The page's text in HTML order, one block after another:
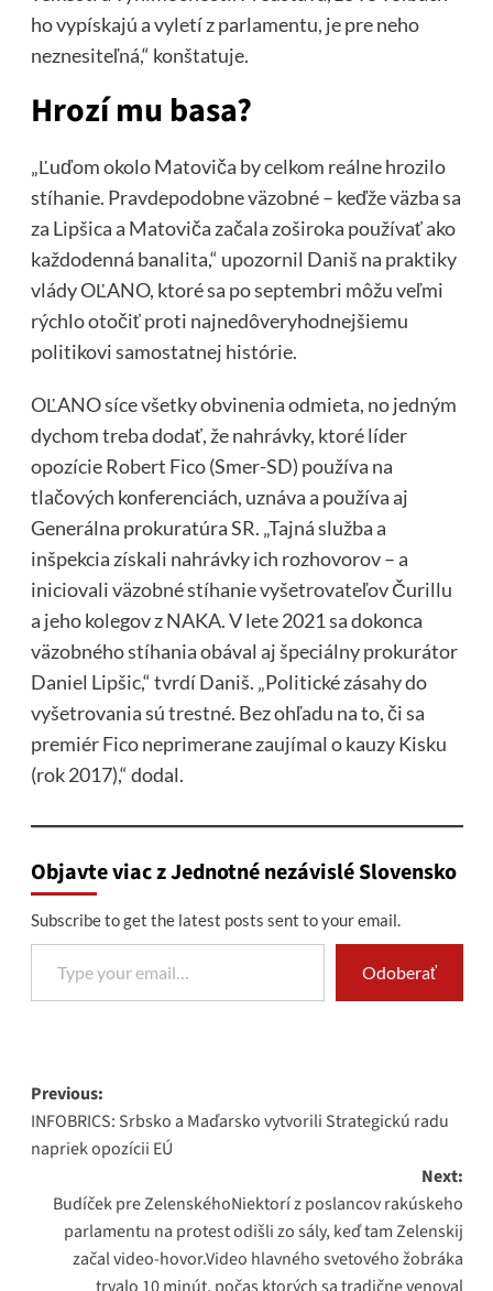
ho vypískajú a vyletí z parlamentu, je pre neho
neznesiteľná,“ konštatuje.
Hrozí mu basa?
„Ľuďom okolo Matoviča by celkom reálne hrozilo
stíhanie. Pravdepodobne väzobné – keďže väzba sa
za Lipšica a Matoviča začala zoširoka používať ako
každodenná banalita,“ upozornil Daniš na praktiky
vlády OĽANO, ktoré sa po septembri môžu veľmi
rýchlo otočiť proti najnedôveryhodnejšiemu
politikovi samostatnej histórie.
OĽANO síce všetky obvinenia odmieta, no jedným
dychom treba dodať, že nahrávky, ktoré líder
opozície Robert Fico (Smer-SD) používa na
tlačových konferenciách, uznáva a používa aj
Generálna prokuratúra SR. „Tajná služba a
inšpekcia získali nahrávky ich rozhovorov – a
iniciovali väzobné stíhanie vyšetrovateľov Čurillu
a jeho kolegov z NAKA. V lete 2021 sa dokonca
väzobného stíhania obával aj špeciálny prokurátor
Daniel Lipšic,“ tvrdí Daniš. „Politické zásahy do
vyšetrovania sú trestné. Bez ohľadu na to, či sa
premiér Fico neprimerane zaujímal o kauzy Kisku
(rok 2017),“ dodal.
Objavte viac z Jednotné nezávislé Slovensko
Subscribe to get the latest posts sent to your email.
Type your email…
Odoberať
Post
navigation
Previous:
INFOBRICS: Srbsko a Maďarsko vytvorili Strategickú radu
napriek opozícii EÚ
Next:
Budíček pre ZelenskéhoNiektorí z poslancov rakúskeho
parlamentu na protest odišli zo sály, keď tam Zelenskij
začal video-hovor.Video hlavného svetového žobráka